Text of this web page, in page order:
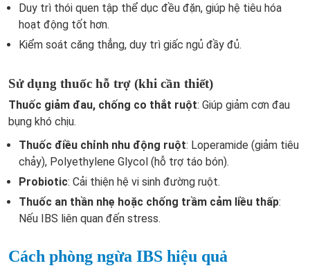
Duy trì thói quen tập thể dục đều đặn, giúp hệ tiêu hóa
hoạt động tốt hơn.
Kiểm soát căng thẳng, duy trì giấc ngủ đầy đủ.
Sử dụng thuốc hỗ trợ (khi cần thiết)
Thuốc giảm đau, chống co thắt ruột: Giúp giảm cơn đau
bụng khó chịu.
Thuốc điều chỉnh nhu động ruột: Loperamide (giảm tiêu
chảy), Polyethylene Glycol (hỗ trợ táo bón).
Probiotic: Cải thiện hệ vi sinh đường ruột.
Thuốc an thần nhẹ hoặc chống trầm cảm liều thấp:
Nếu IBS liên quan đến stress.
Cách phòng ngừa IBS hiệu quả